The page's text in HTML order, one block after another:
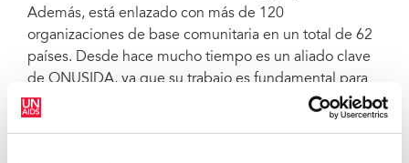
Además, está enlazado con más de 120
organizaciones de base comunitaria en un total de 62
países. Desde hace mucho tiempo es un aliado clave
de ONUSIDA, ya que su trabajo es fundamental para
promover la salud y los derechos de los hombres gays
y bisexuales, así como de sus comunidades, al igual